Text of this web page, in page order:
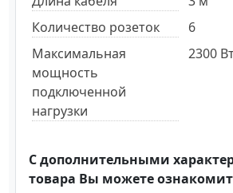
Количество розеток
6
Максимальная
мощность
подключенной
нагрузки
2300
С дополнительными
товара Вы можете